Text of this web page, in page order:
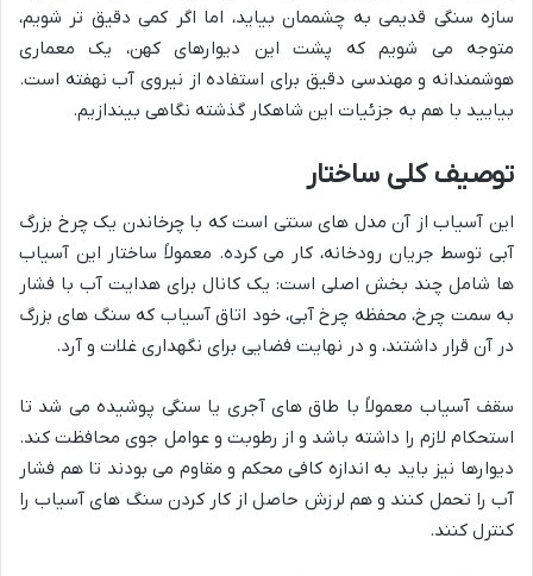
سازه سنگی قدیمی به چشممان بیاید، اما اگر کمی دقیق تر شویم،
متوجه می شویم که پشت این دیوارهای کهن، یک معماری
هوشمندانه و مهندسی دقیق برای استفاده از نیروی آب نهفته است.
بیایید با هم به جزئیات این شاهکار گذشته نگاهی بیندازیم.
توصیف کلی ساختار
این آسیاب از آن مدل های سنتی است که با چرخاندن یک چرخ بزرگ
آبی توسط جریان رودخانه، کار می کرده. معمولاً ساختار این آسیاب
ها شامل چند بخش اصلی است: یک کانال برای هدایت آب با فشار
به سمت چرخ، محفظه چرخ آبی، خود اتاق آسیاب که سنگ های بزرگ
در آن قرار داشتند، و در نهایت فضایی برای نگهداری غلات و آرد.
سقف آسیاب معمولاً با طاق های آجری یا سنگی پوشیده می شد تا
استحکام لازم را داشته باشد و از رطوبت و عوامل جوی محافظت کند.
دیوارها نیز باید به اندازه کافی محکم و مقاوم می بودند تا هم فشار
آب را تحمل کنند و هم لرزش حاصل از کار کردن سنگ های آسیاب را
کنترل کنند.